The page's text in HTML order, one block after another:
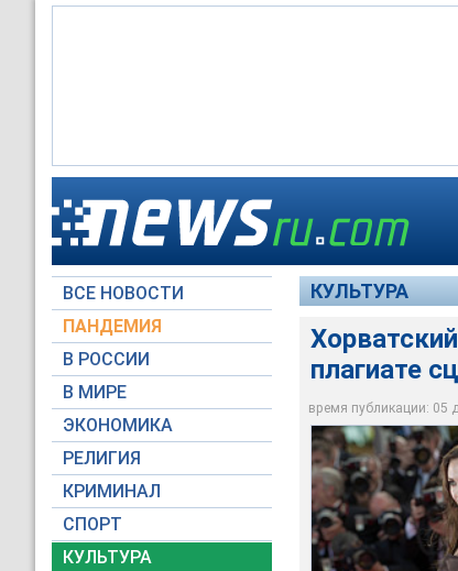
ВСЕ НОВОСТИ
ПАНДЕМИЯ
В РОССИИ
В МИРЕ
ЭКОНОМИКА
РЕЛИГИЯ
КРИМИНАЛ
СПОРТ
КУЛЬТУРА
КУЛЬТУРА
плагиате
время публикации: 05
Хорватский
оформил свою
линия картины
статье 2007
Global Look